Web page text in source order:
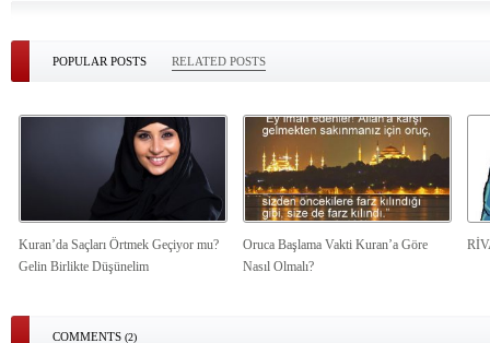
POPULAR POSTS RELATED POSTS
Kuran’da Saçları Örtmek Geçiyor mu?
Gelin Birlikte Düşünelim
Oruca Başlama Vakti Kuran’a Göre
Nasıl Olmalı?
COMMENTS (2)